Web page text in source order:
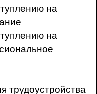
на
на
трудоустройства